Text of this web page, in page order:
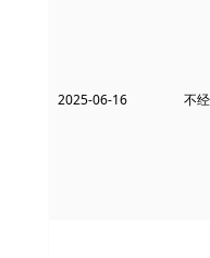
2025-06-16 不